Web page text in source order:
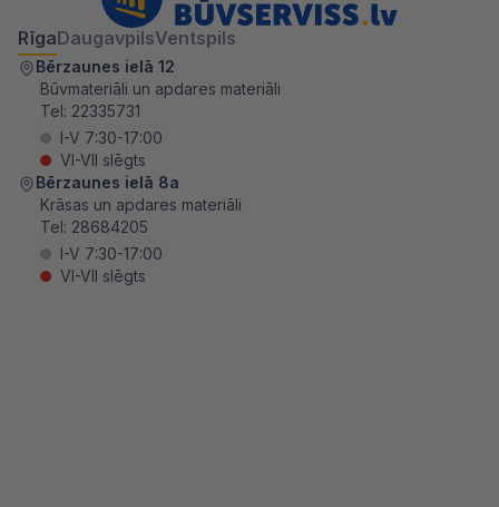
RīgaDaugavpilsVentspils
Bērzaunes ielā 12
Būvmateriāli un apdares materiāli
Tel: 22335731
I-V 7:30-17:00
VI-VII slēgts
Bērzaunes ielā 8a
Krāsas un apdares materiāli
Tel: 28684205
I-V 7:30-17:00
VI-VII slēgts